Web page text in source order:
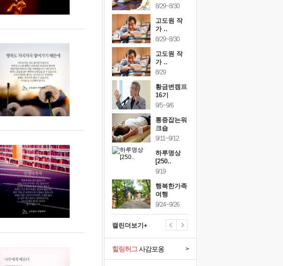
크..
황금변캠프
통증잡는워
크숍
11/7~11/8
8/29~8/30
고도원 작
가 ..
8/29~8/30
고도원 작
가 ..
8/29
황금변캠프
16기
9/5~9/6
통증잡는워
크숍
9/11~9/12
하루명상
[250..
9/19
행복한가족
여행
9/24~9/26
캘린더보기+
힐링허그사감포옹 >